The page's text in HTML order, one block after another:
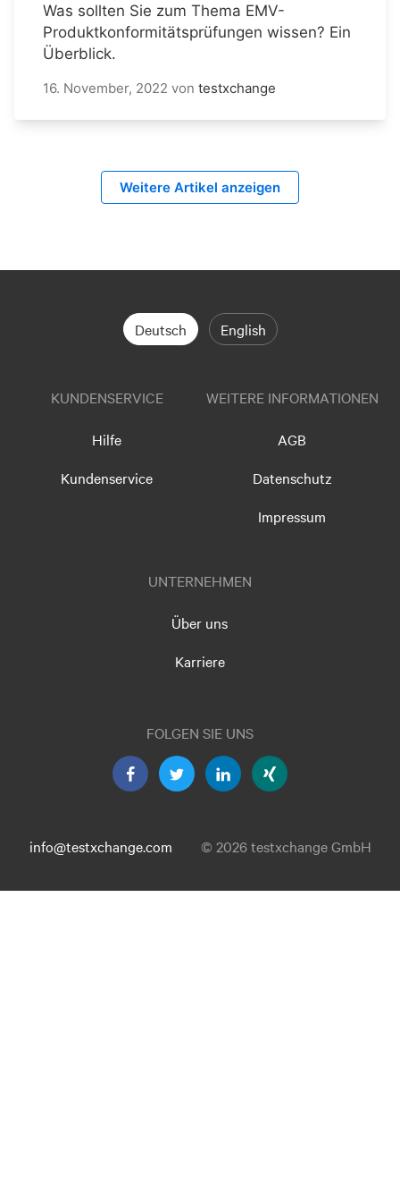
Was sollten Sie zum Thema EMV-
Produktkonformitätsprüfungen wissen? Ein
Überblick.
16. November, 2022 von testxchange
Weitere Artikel anzeigen
Deutsch English
KUNDENSERVICE
Hilfe
Kundenservice
WEITERE INFORMATIONEN
AGB
Datenschutz
Impressum
UNTERNEHMEN
Über uns
Karriere
FOLGEN SIE UNS
info@testxchange.com © 2026 testxchange GmbH